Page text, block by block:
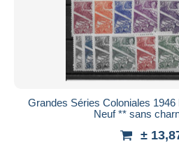
Grandes Séries Coloniales
Neuf ** sans
±